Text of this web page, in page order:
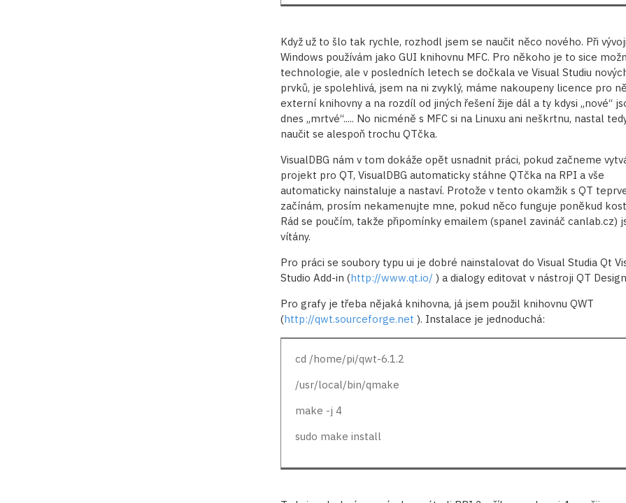
Když už to šlo tak rychle, rozhodl jsem se naučit něco nového. Při
Windows používám jako GUI knihovnu MFC. Pro někoho je to sice
technologie, ale v posledních letech se dočkala ve Visual Studiu
prvků, je spolehlivá, jsem na ni zvyklý, máme nakoupeny licence pro
externí knihovny a na rozdíl od jiných řešení žije dál a ty kdysi „nové“
dnes „mrtvé“..... No nicméně s MFC si na Linuxu ani neškrtnu, nastal
naučit se alespoň trochu QTčka.
VisualDBG nám v tom dokáže opět usnadnit práci, pokud začneme
projekt pro QT, VisualDBG automaticky stáhne QTčka na RPI a vše
automaticky nainstaluje a nastaví. Protože v tento okamžik s QT
začínám, prosím nekamenujte mne, pokud něco funguje poněkud
Rád se poučím, takže připomínky emailem (spanel zavináč canlab.cz)
vítány.
Pro práci se soubory typu ui je dobré nainstalovat do Visual Studia Qt
Studio Add-in (http://www.qt.io/ ) a dialogy editovat v nástroji QT
Pro grafy je třeba nějaká knihovna, já jsem použil knihovnu QWT
(http://qwt.sourceforge.net ). Instalace je jednoduchá:
cd /home/pi/qwt-6.1.2
/usr/local/bin/qmake
make -j 4
sudo make install